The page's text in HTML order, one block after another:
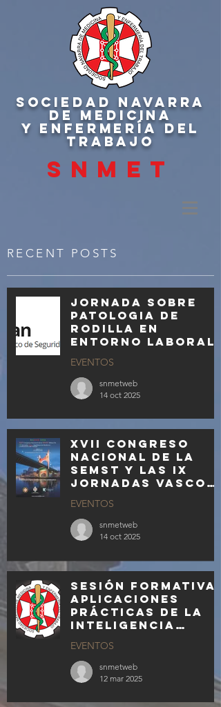
SOCIEDAD NAVARRA
DE MEDICINA
Y ENFERMERÍA DEL
TRABAJO
SNMET
RECENT POSTS
Jornada sobre
patologia de
rodilla en
entorno laboral
EVENTOS
snmetweb
14 oct 2025
XVII Congreso
Nacional de la
SEMST y las IX
Jornadas Vasco
días 19 y 20 de
febrero de 2026
EVENTOS
snmetweb
14 oct 2025
Sesión formativa:
APLICACIONES
PRÁCTICAS DE LA
INTELIGENCIA
GENERATIVA EN LA
MEDICINA Y
ENFERMERÍA DEL
EVENTOS
snmetweb
12 mar 2025